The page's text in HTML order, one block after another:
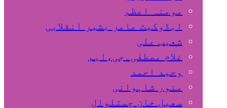
مومنہ اعظم
ایڈوکیٹ عامر بشیر انقلابی
شعیب علی
غلام مصطفٰی۔جی،ایم
وحید احمد
منور شاہوانی
سھیل خان چمتلوال